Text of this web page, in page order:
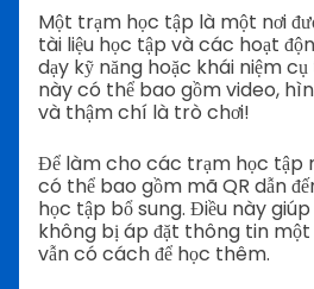
Một trạm học tập là một nơi
tài liệu học tập và các hoạt
dạy kỹ năng hoặc khái niệm
này có thể bao gồm video,
và thậm chí là trò chơi!
Để làm cho các trạm học tập
có thể bao gồm mã QR dẫn
học tập bổ sung. Điều này
không bị áp đặt thông tin
vẫn có cách để học thêm.